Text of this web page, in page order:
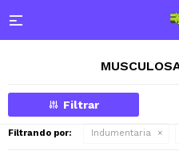

Filtrando por: Indumentaria